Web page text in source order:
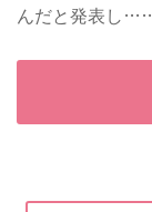
んだと発表し……